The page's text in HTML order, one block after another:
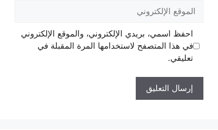
الموقع
الإلكتروني
احفظ اسمي، بريدي الإلكتروني، والموقع الإلكتروني
في هذا المتصفح لاستخدامها المرة المقبلة في
تعليقي.